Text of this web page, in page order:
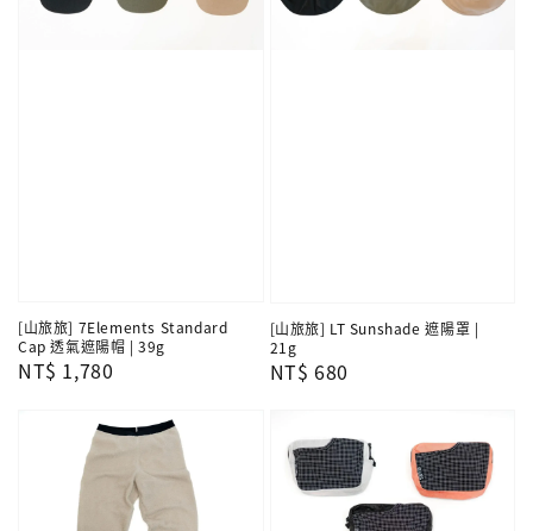
[山旅旅] 7Elements Standard
Cap 透氣遮陽帽 | 39g
Regular
NT$ 1,780
[山旅旅] LT Sunshade 遮陽罩 |
21g
Regular
NT$ 680